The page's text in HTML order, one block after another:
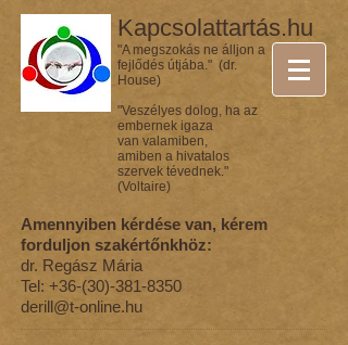
Kapcsolattartás.hu
"A megszokás ne álljon a
fejlődés útjába." (dr.
House)
"Veszélyes dolog, ha az
embernek igaza
van valamiben,
amiben a hivatalos
szervek tévednek."
(Voltaire)
Amennyiben kérdése van, kérem
forduljon szakértőnkhöz:
dr. Regász Mária
Tel: +36-(30)-381-8350
derill@t-online.hu